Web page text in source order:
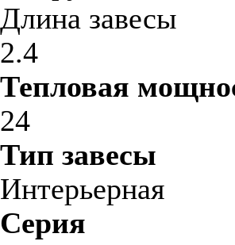
Длина завесы
2.4
Тепловая
24
Тип завесы
Интерьерная
Серия